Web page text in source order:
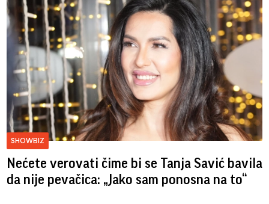
SHOWBIZ
Nećete verovati čime bi se Tanja Savić bavila
da nije pevačica: „Jako sam ponosna na to“